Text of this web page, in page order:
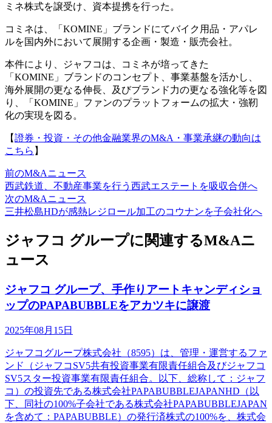
ミネ株式を譲受け、資本提携を行った。
コミネは、「KOMINE」ブランドにてバイク用品・アパレ
ルを国内外において展開する企画・製造・販売会社。
本件により、ジャフコは、コミネが培ってきた
「KOMINE」ブランドのコンセプト、事業基盤を活かし、
海外展開の更なる伸長、及びブランド力の更なる強化等を図
り、「KOMINE」ファンのプラットフォームの拡大・強靭
化の実現を図る。
【證券・投資・その他金融業界のM&A・事業承継の動向は
こちら 】
前のM&Aニュース
西武鉄道、不動産事業を行う西武エステートを吸収合併へ
次のM&Aニュース
三井松島HDが感熱レジロール加工のコウナンを子会社化へ
ジャフコ グループに関連するM&Aニ
ュース
ジャフコ グループ、手作りアートキャンディショ
ップのPAPABUBBLEをアカツキに譲渡
2025年08月15日
ジャフコグループ株式会社（8595）は、管理・運営するファ
ンド（ジャフコSV5共有投資事業有限責任組合及びジャフコ
SV5スター投資事業有限責任組合。以下、総称して：ジャフ
コ）の投資先である株式会社PAPABUBBLEJAPANHD（以
下、同社の100%子会社である株式会社PAPABUBBLEJAPAN
を含めて：PAPABUBBLE）の発行済株式の100%を、株式会